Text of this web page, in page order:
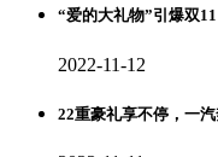
“爱的大礼物”引爆双
2022-11-12
22重豪礼享不停，一